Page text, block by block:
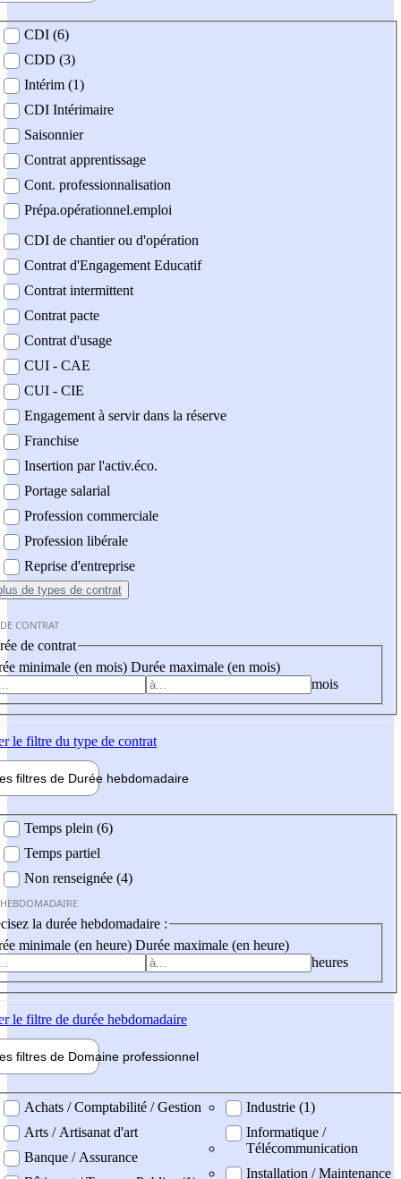
contrat
CDI (6)
CDD (3)
Intérim (1)
CDI Intérimaire
Saisonnier
Contrat apprentissage
Cont. professionnalisation
Prépa.opérationnel.emploi
CDI de chantier ou d'opération
Contrat d'Engagement Educatif
Contrat intermittent
Contrat pacte
Contrat d'usage
CUI - CAE
CUI - CIE
Engagement à servir dans la réserve
Franchise
Insertion par l'activ.éco.
Portage salarial
Profession commerciale
Profession libérale
Reprise d'entreprise
de types de contrat
CONTRAT
de contrat
minimale (en mois) Durée maximale (en mois)
mois
le filtre du type de contrat
filtres de Durée hebdomadaire
Temps plein (6)
Temps partiel
Non renseignée (4)
la durée hebdomadaire :
minimale (en heure) Durée maximale (en heure)
heures
le filtre de durée hebdomadaire
filtres de Domaine professionnel
professionel
Achats / Comptabilité / Gestion
Arts / Artisanat d'art
Banque / Assurance
Industrie (1)
Informatique /
Télécommunication
Installation / Maintenance